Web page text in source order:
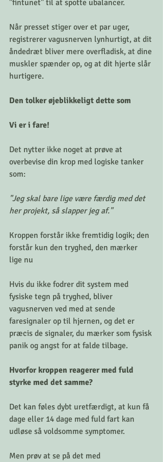
"fintunet" til at spotte ubalancer.
Når presset stiger over et par uger,
registrerer vagusnerven lynhurtigt, at dit
åndedræt bliver mere overfladisk, at dine
muskler spænder op, og at dit hjerte slår
hurtigere.
Den tolker øjeblikkeligt dette som
Vi er i fare!
Det nytter ikke noget at prøve at
overbevise din krop med logiske tanker
som:
"Jeg skal bare lige være færdig med det
her projekt, så slapper jeg af."
Kroppen forstår ikke fremtidig logik; den
forstår kun den tryghed, den mærker
lige nu
Hvis du ikke fodrer dit system med
fysiske tegn på tryghed, bliver
vagusnerven ved med at sende
faresignaler op til hjernen, og det er
præcis de signaler, du mærker som fysisk
panik og angst for at falde tilbage.
Hvorfor kroppen reagerer med fuld
styrke med det samme?
Det kan føles dybt uretfærdigt, at kun få
dage eller 14 dage med fuld fart kan
udløse så voldsomme symptomer.
Men prøv at se på det med